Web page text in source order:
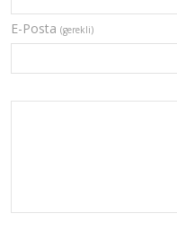
E-Posta (gerekli)